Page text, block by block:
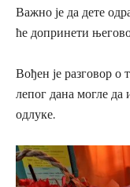
Важно је да дете
ће допринети
Вођен је разговор о
лепог дана могле да
одлуке.